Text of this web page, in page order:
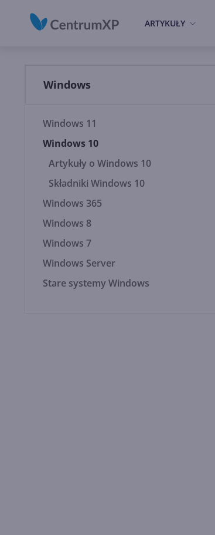
ARTYKUŁY
Windows
Windows 11
Windows 10
Artykuły o Windows 10
Składniki Windows 10
Windows 365
Windows 8
Windows 7
Windows Server
Stare systemy Windows